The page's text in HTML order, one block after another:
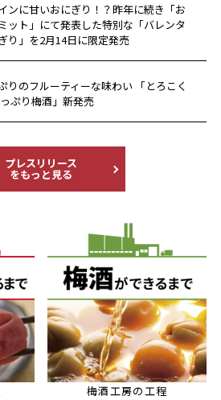
ンに甘いおにぎり！？昨年に続き「お
ット」にて発表した特別な「バレンタ
り」を2月14日に限定発売
りのフルーティーな味わい 「とろこく
ぷり梅酒」新発売
プレスリリース
をもっと見る
梅酒工房の工程